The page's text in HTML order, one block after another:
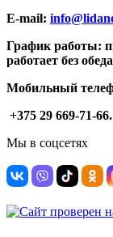
E-mail:
График работы: п
работает без
Мобильный
+375 29 669-71-66.
Мы в соцсетях